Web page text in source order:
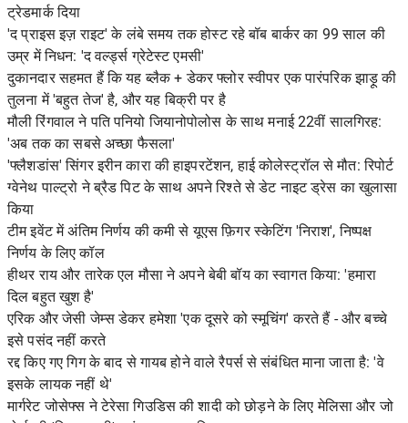
ट्रेडमार्क दिया
'द प्राइस इज़ राइट' के लंबे समय तक होस्ट रहे बॉब बार्कर का 99 साल की
उम्र में निधन: 'द वर्ल्ड्स ग्रेटेस्ट एमसी'
दुकानदार सहमत हैं कि यह ब्लैक + डेकर फ्लोर स्वीपर एक पारंपरिक झाड़ू की
तुलना में 'बहुत तेज' है, और यह बिक्री पर है
मौली रिंगवाल ने पति पनियो जियानोपोलोस के साथ मनाई 22वीं सालगिरह:
'अब तक का सबसे अच्छा फैसला'
'फ्लैशडांस' सिंगर इरीन कारा की हाइपरटेंशन, हाई कोलेस्ट्रॉल से मौत: रिपोर्ट
ग्वेनेथ पाल्ट्रो ने ब्रैड पिट के साथ अपने रिश्ते से डेट नाइट ड्रेस का खुलासा
किया
टीम इवेंट में अंतिम निर्णय की कमी से यूएस फ़िगर स्केटिंग 'निराश', निष्पक्ष
निर्णय के लिए कॉल
हीथर राय और तारेक एल मौसा ने अपने बेबी बॉय का स्वागत किया: 'हमारा
दिल बहुत खुश है'
एरिक और जेसी जेम्स डेकर हमेशा 'एक दूसरे को स्मूचिंग' करते हैं - और बच्चे
इसे पसंद नहीं करते
रद्द किए गए गिग के बाद से गायब होने वाले रैपर्स से संबंधित माना जाता है: 'वे
इसके लायक नहीं थे'
मार्गरेट जोसेफ्स ने टेरेसा गिउडिस की शादी को छोड़ने के लिए मेलिसा और जो